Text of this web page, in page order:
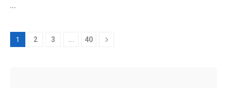
…
1 2 3 … 40